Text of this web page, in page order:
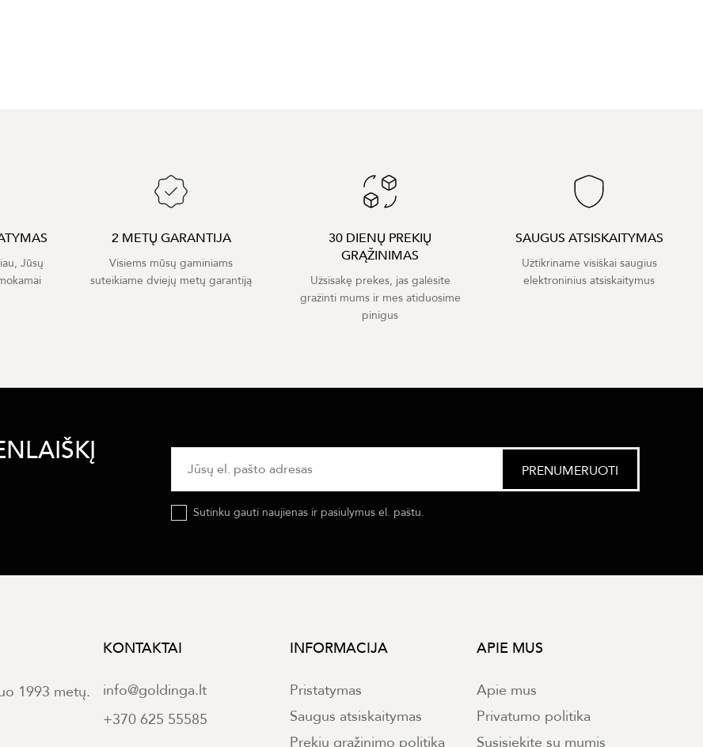
Jūsų
2 METŲ GARANTIJA
Visiems mūsų gaminiams
suteikiame dviejų metų garantiją
30 DIENŲ PREKIŲ
GRĄŽINIMAS
Užsisakę prekes, jas galėsite
gražinti mums ir mes atiduosime
pinigus
SAUGUS ATSISKAITYMAS
Užtikriname visiškai saugius
elektroninius atsiskaitymus
Sutinku gauti naujienas ir pasiulymus el. paštu.
1993 metų.
KONTAKTAI
info@goldinga.lt
+370 625 55585
INFORMACIJA
Pristatymas
Saugus atsiskaitymas
Prekių grąžinimo politika
APIE MUS
Apie mus
Privatumo politika
Susisiekite su mumis